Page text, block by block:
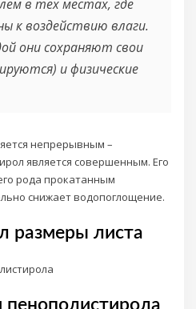
в тех местах, где
к воздействию влаги.
они сохраняют свои
и физические
непрерывным –
является совершенным. Его
рода прокатанным
снижает водопоглощение.
размеры листа
пенополистирола